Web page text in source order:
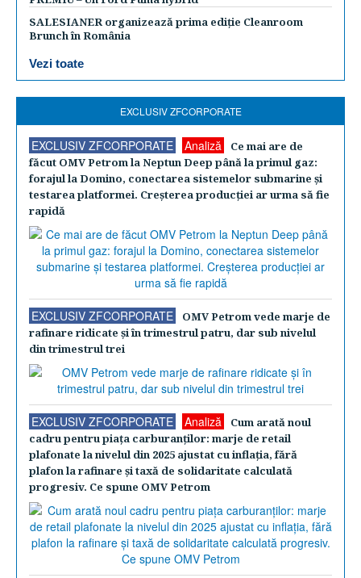
SALESIANER organizează prima ediție Cleanroom
Brunch în România
Vezi toate
EXCLUSIV ZFCORPORATE
EXCLUSIV ZFCORPORATE Analiză
Ce mai are de
făcut OMV Petrom la Neptun Deep până la primul gaz:
forajul la Domino, conectarea sistemelor submarine şi
testarea platformei. Creşterea producţiei ar urma să fie
rapidă
EXCLUSIV ZFCORPORATE
OMV Petrom vede marje de
rafinare ridicate şi în trimestrul patru, dar sub nivelul
din trimestrul trei
EXCLUSIV ZFCORPORATE Analiză
Cum arată noul
cadru pentru piaţa carburanţilor: marje de retail
plafonate la nivelul din 2025 ajustat cu inflaţia, fără
plafon la rafinare şi taxă de solidaritate calculată
progresiv. Ce spune OMV Petrom